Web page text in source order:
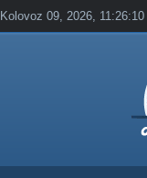
Kolovoz 09, 2026, 11:26:10